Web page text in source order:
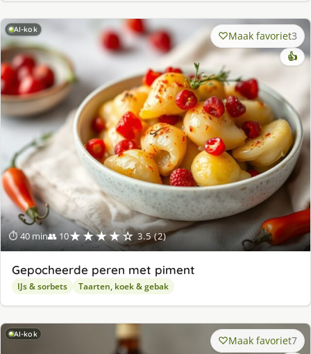
AI-kok
⏱ 40 min👥 10★★★★☆ 3.5 (2)
Maak favoriet3
👍
Gepocheerde peren met piment
IJs & sorbets Taarten, koek & gebak
AI-kok Maak favoriet7